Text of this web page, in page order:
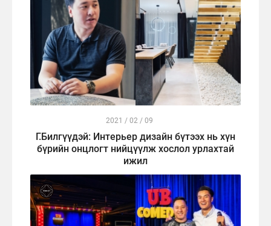
2021 / 02 / 09
Г.Билгүүдэй: Интерьер дизайн бүтээх нь хүн
бүрийн онцлогт нийцүүлж хослол урлахтай
ижил